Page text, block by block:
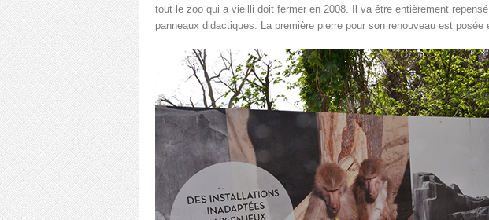
tout le zoo qui a vieilli doit fermer en 2008. Il va être entièrement
panneaux didactiques. La première pierre pour son renouveau est posée